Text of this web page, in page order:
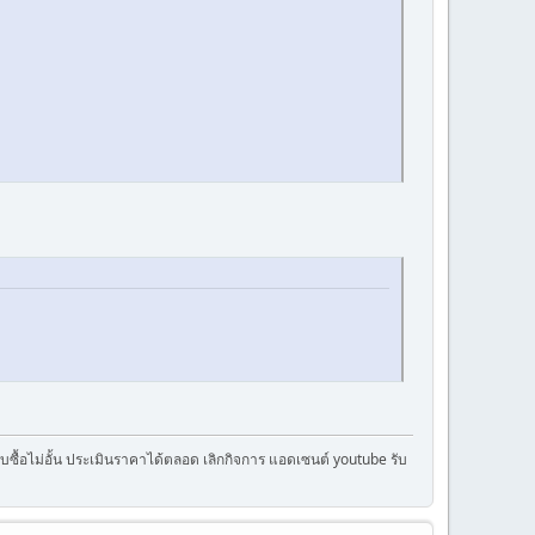
อไม่อั้น ประเมินราคาได้ตลอด เลิกกิจการ แอดเซนต์ youtube รับ